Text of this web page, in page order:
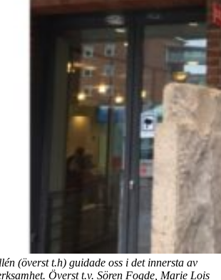
(överst t.h) guidade oss i det innersta av
Överst t.v. Sören Fogde, Marie Lois